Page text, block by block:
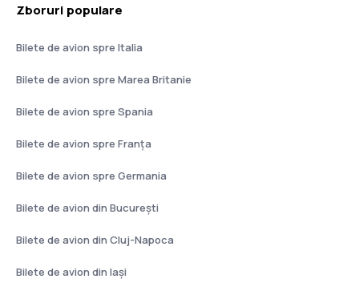
Zboruri populare
Bilete de avion spre Italia
Bilete de avion spre Marea Britanie
Bilete de avion spre Spania
Bilete de avion spre Franţa
Bilete de avion spre Germania
Bilete de avion din București
Bilete de avion din Cluj-Napoca
Bilete de avion din Iași